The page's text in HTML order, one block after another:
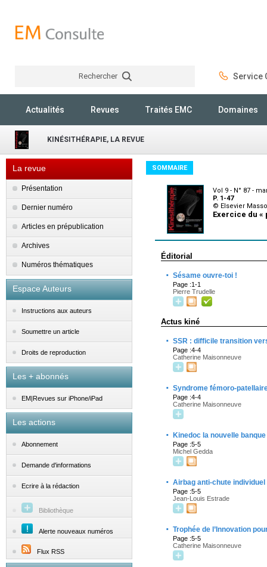
Rechercher Service
Actualités Revues Traités EMC Domaines
KINÉSITHÉRAPIE, LA REVUE
La revue
Présentation
Dernier numéro
Articles en prépublication
Archives
Numéros thématiques
Espace Auteurs
Instructions aux auteurs
Soumettre un article
Droits de reproduction
Les + abonnés
EM|Revues sur iPhone/iPad
Les actions
Abonnement
Demande d'informations
Ecrire à la rédaction
Bibliothèque
Alerte nouveaux numéros
Flux RSS
SOMMAIRE
Vol 9 - N° 87 -
P. 1-47
© Elsevier
Exercice du «
Éditorial
· Sésame ouvre-toi !
Page :1-1
Pierre Trudelle
Actus kiné
· SSR : difficile transition
Page :4-4
Catherine Maisonneuve
· Syndrome fémoro-
Page :4-4
Catherine Maisonneuve
· Kinedoc la nouvelle
Page :5-5
Michel Gedda
· Airbag anti-chute individuel
Page :5-5
Jean-Louis Estrade
· Trophée de l’Innovation
Page :5-5
Catherine Maisonneuve